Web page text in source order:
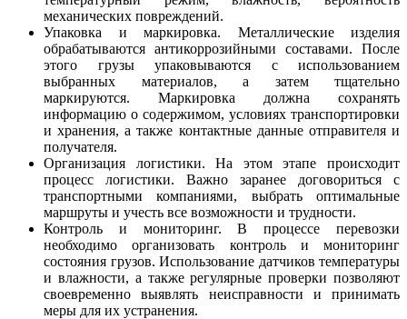
механических повреждений.
Упаковка и маркировка. Металлические изделия
обрабатываются антикоррозийными составами. После
этого грузы упаковываются с использованием
выбранных материалов, а затем тщательно
маркируются. Маркировка должна сохранять
информацию о содержимом, условиях транспортировки
и хранения, а также контактные данные отправителя и
получателя.
Организация логистики. На этом этапе происходит
процесс логистики. Важно заранее договориться с
транспортными компаниями, выбрать оптимальные
маршруты и учесть все возможности и трудности.
Контроль и мониторинг. В процессе перевозки
необходимо организовать контроль и мониторинг
состояния грузов. Использование датчиков температуры
и влажности, а также регулярные проверки позволяют
своевременно выявлять неисправности и принимать
меры для их устранения.